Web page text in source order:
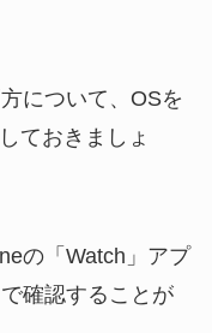
について、OSを
ておきましょ
の「Watch」アプ
確認することが